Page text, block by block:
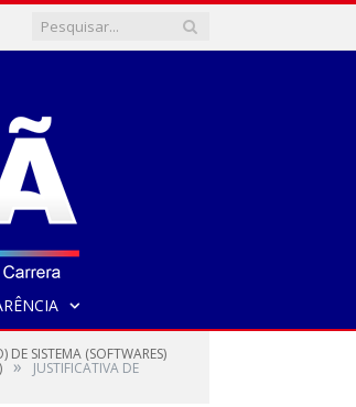
SISTEMA (SOFTWARES)
» JUSTIFICATIVA DE